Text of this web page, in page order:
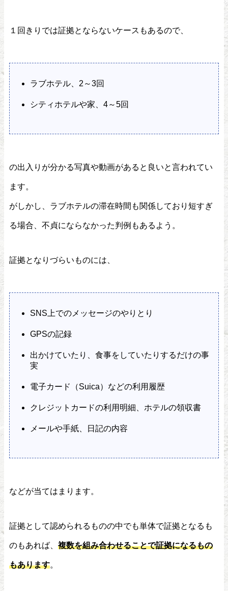
１回きりでは証拠とならないケースもあるので、
ラブホテル、2～3回
シティホテルや家、4～5回
の出入りが分かる写真や動画があると良いと言われてい
ます。
がしかし、ラブホテルの滞在時間も関係しており短すぎ
る場合、不貞にならなかった判例もあるよう。
証拠となりづらいものには、
SNS上でのメッセージのやりとり
GPSの記録
出かけていたり、食事をしていたりするだけの事
実
電子カード（Suica）などの利用履歴
クレジットカードの利用明細、ホテルの領収書
メールや手紙、日記の内容
などが当てはまります。
証拠として認められるものの中でも単体で証拠となるも
のもあれば、 複数を組み合わせることで証拠になるもの
もあります。